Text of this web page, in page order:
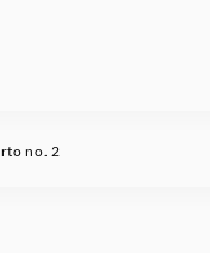
no. 2